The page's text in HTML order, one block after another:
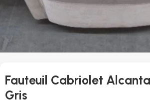
Fauteuil Cabriolet
Gris